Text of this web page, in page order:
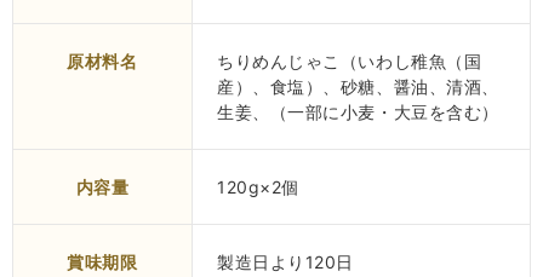
原材料名
ちりめんじゃこ（いわし稚魚（国
産）、食塩）、砂糖、醤油、清酒、
生姜、（一部に小麦・大豆を含む）
内容量 120g×2個
賞味期限 製造日より120日